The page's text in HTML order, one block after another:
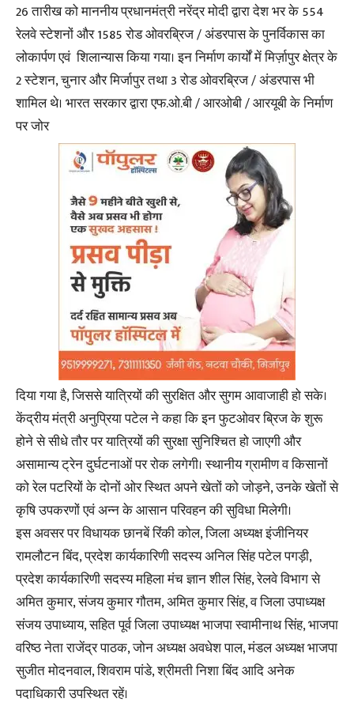
26 तारीख को माननीय प्रधानमंत्री नरेंद्र मोदी द्वारा देश भर के 554
रेलवे स्टेशनों और 1585 रोड ओवरब्रिज / अंडरपास के पुनर्विकास का
लोकार्पण एवं शिलान्यास किया गया। इन निर्माण कार्यों में मिर्ज़ापुर क्षेत्र के
2 स्टेशन, चुनार और मिर्जापुर तथा 3 रोड ओवरब्रिज / अंडरपास भी
शामिल थे। भारत सरकार द्वारा एफ.ओ.बी / आरओबी / आरयूबी के निर्माण
पर जोर
दिया गया है, जिससे यात्रियों की सुरक्षित और सुगम आवाजाही हो सके।
केंद्रीय मंत्री अनुप्रिया पटेल ने कहा कि इन फुटओवर ब्रिज के शुरू
होने से सीधे तौर पर यात्रियों की सुरक्षा सुनिश्चित हो जाएगी और
असामान्य ट्रेन दुर्घटनाओं पर रोक लगेगी। स्थानीय ग्रामीण व किसानों
को रेल पटरियों के दोनों ओर स्थित अपने खेतों को जोड़ने, उनके खेतों से
कृषि उपकरणों एवं अन्न के आसान परिवहन की सुविधा मिलेगी।
इस अवसर पर विधायक छानबें रिंकी कोल, जिला अध्यक्ष इंजीनियर
रामलौटन बिंद, प्रदेश कार्यकारिणी सदस्य अनिल सिंह पटेल पगड़ी,
प्रदेश कार्यकारिणी सदस्य महिला मंच ज्ञान शील सिंह, रेलवे विभाग से
अमित कुमार, संजय कुमार गौतम, अमित कुमार सिंह, व जिला उपाध्यक्ष
संजय उपाध्याय, सहित पूर्व जिला उपाध्यक्ष भाजपा स्वामीनाथ सिंह, भाजपा
वरिष्ठ नेता राजेंद्र पाठक, जोन अध्यक्ष अवधेश पाल, मंडल अध्यक्ष भाजपा
सुजीत मोदनवाल, शिवराम पांडे, श्रीमती निशा बिंद आदि अनेक
पदाधिकारी उपस्थित रहें।